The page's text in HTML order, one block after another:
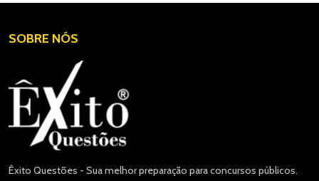
SOBRE NÓS
Êxito Questões - Sua melhor preparação para concursos públicos.